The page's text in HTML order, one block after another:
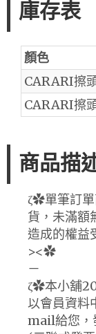
庫存表
顏色
CARARI擦
CARARI擦
商品描
ζ✿單筆訂
貨，未滿額
造成的權益
><✿
－
ζ✿本小舖
以會員資料
mail給您，